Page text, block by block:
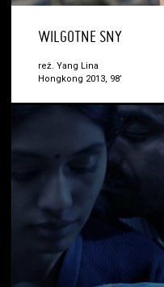
WILGOTNE SNY
reż. Yang Lina
Hongkong 2013, 98’